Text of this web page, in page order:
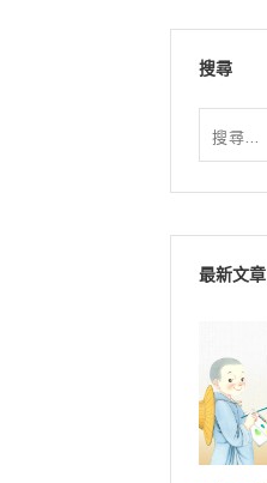
搜尋
最新文章